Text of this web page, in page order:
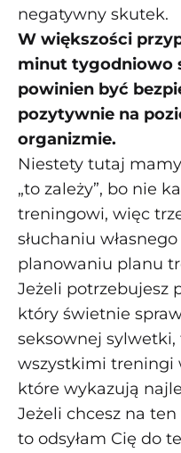
negatywny skutek.
W większości
minut tygodniowo
powinien być
pozytywnie na
organizmie.
Niestety tutaj
„to zależy”, bo nie
treningowi, więc
słuchaniu
planowaniu planu
Jeżeli potrzebujesz
który świetnie
seksownej
wszystkimi treningi
które wykazują
Jeżeli chcesz na
to odsyłam Cię do